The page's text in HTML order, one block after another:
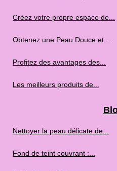
Créez votre propre espace de...
Obtenez une Peau Douce et...
Profitez des avantages des...
Les meilleurs produits de...
Nettoyer la peau délicate de...
Fond de teint couvrant :...